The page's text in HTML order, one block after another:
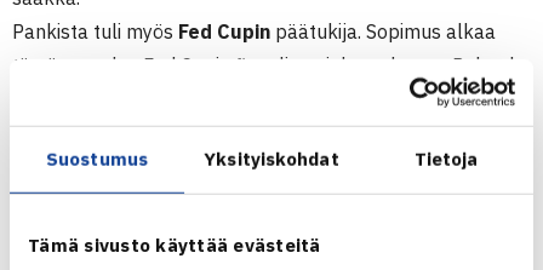
Suostumus Yksityiskohdat Tietoja
Tämä sivusto käyttää evästeitä
Pankista tuli myös Fed Cupin päätukija. Sopimus alkaa
tämän vuoden Fed Cupin finaalista, joka pelataan Roland
Garrosilla tällä viikolla Ranskan ja Venäjän kesken, ja
jatkuu vuoden 2011 loppuun. Fed Cupissa on tänä vuonna
ollut mukana 88 maata.
BNP Paribas oli ensimmäisen kerran Davis Cupin
kansainvälinen sponsori vuonna 2001 ja nousi